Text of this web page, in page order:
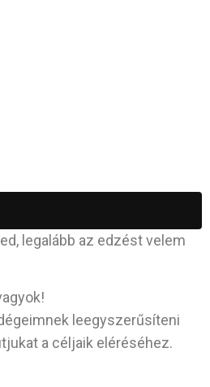
legalább az edzést velem
leegyszerűsíteni
a céljaik eléréséhez.